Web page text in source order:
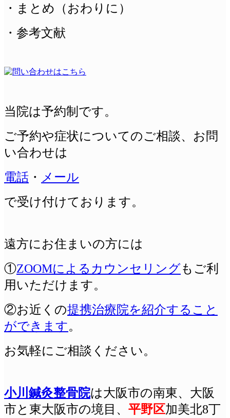
・まとめ（おわりに）
・参考文献
当院は予約制です。
ご予約や症状についてのご相談、 お問
い合わせは
電話 ・ メール
で受け付けております。
遠方にお住まいの方には
①ZOOMによるカウンセリングもご利
用いただけます。
②お近くの提携治療院を紹介すること
ができます。
お気軽にご相談ください。
小川鍼灸整骨院は大阪市の南東、大阪
市と東大阪市の境目、 平野区加美北8丁